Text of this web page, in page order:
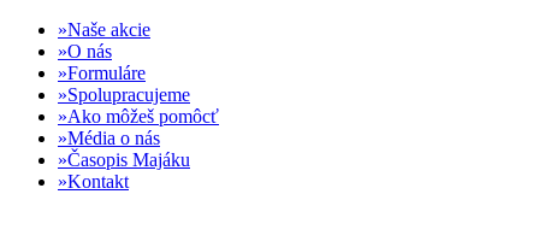
Naše akcie
O nás
Formuláre
Spolupracujeme
Ako môžeš pomôcť
Média o nás
Časopis Majáku
Kontakt